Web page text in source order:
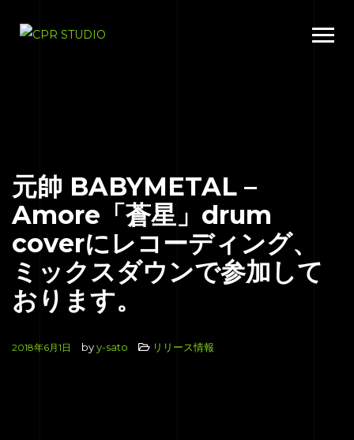
元帥 BABYMETAL –
Amore「蒼星」drum
coverにレコーディング、
ミックスダウンで参加して
おります。
2018年6月1日 byy-sato リリース情報